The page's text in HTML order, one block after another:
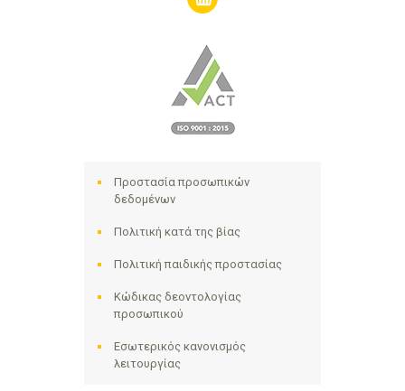
basket
Προστασία προσωπικών
δεδομένων
Πολιτική κατά της βίας
Πολιτική παιδικής προστασίας
Κώδικας δεοντολογίας
προσωπικού
Εσωτερικός κανονισμός
λειτουργίας